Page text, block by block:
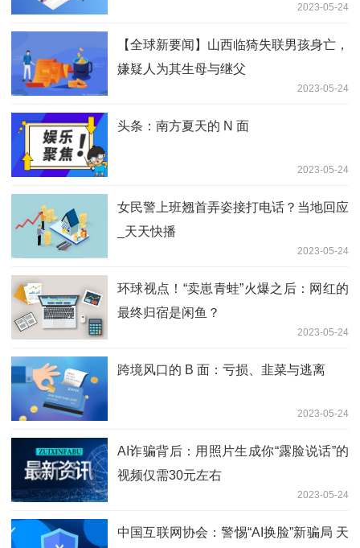
2023-05-24
【全球新要闻】山西临猗失联男孩身亡，
嫌疑人为其生母与继父
2023-05-24
头条：南方夏天的 N 面
2023-05-24
女民警上班翘首弄姿接打电话？当地回应
_天天快播
2023-05-24
环球视点！“卖崽青蛙”火爆之后：网红的
最终归宿是闲鱼？
2023-05-24
跨境风口的 B 面：亏损、韭菜与逃离
2023-05-24
AI诈骗背后：用照片生成你“露脸说话”的
视频仅需30元左右
2023-05-24
中国互联网协会：警惕“AI换脸”新骗局 天